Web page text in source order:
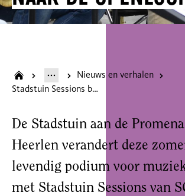
Nieuws en verhalen
Stadstuin Sessions brengt muziek en dans naar de openlucht
De Stadstuin aan de
Heerlen verandert deze
levendig podium voor
met Stadstuin Sessions van